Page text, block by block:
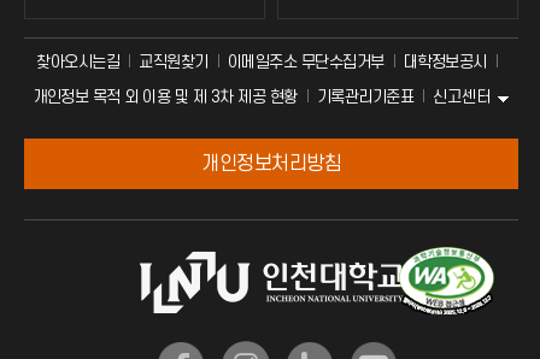
찾아오시는길 교직원찾기 이메일주소 무단수집거부
대학정보공시
개인정보 목적 외 이용 및 제 3차 제공 현황
기록관리기준표 신고센터
개인정보처리방침